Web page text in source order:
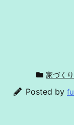
家づくり
Posted by fu